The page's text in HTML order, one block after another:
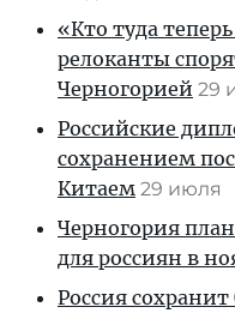
«Кто туда
релоканты
Черногорией 29
Российские
сохранением
Китаем 29 июля
Черногория
для россиян в
Россия